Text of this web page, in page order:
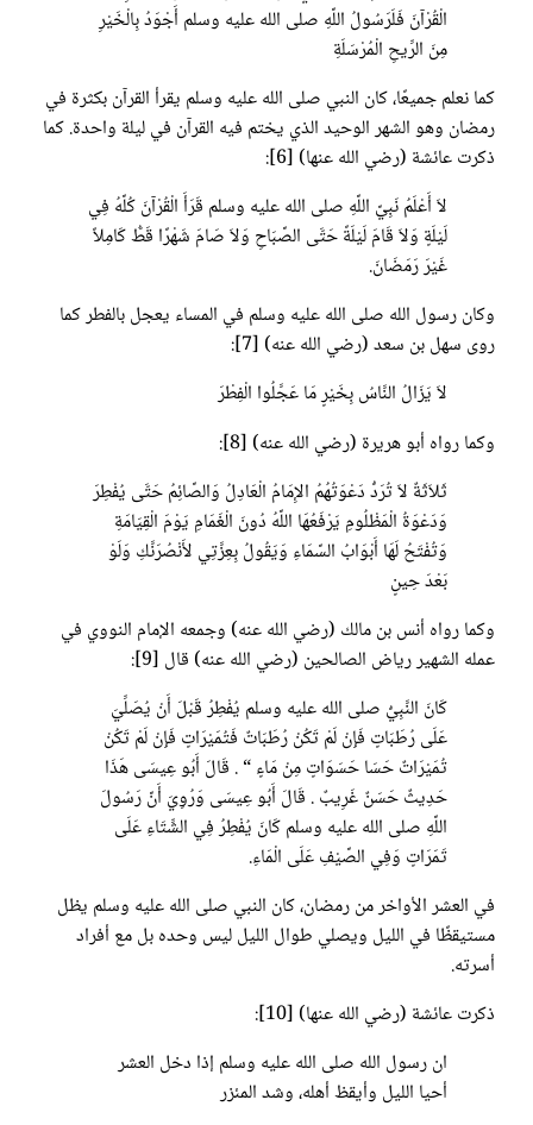
الْقُرْآنَ فَلَرَسُولُ اللَّهِ صلى الله عليه وسلم أَجْوَدُ بِالْخَيْرِ
مِنَ الرِّيحِ الْمُرْسَلَةِ
كما نعلم جميعًا، كان النبي صلى الله عليه وسلم يقرأ القرآن بكثرة في
رمضان وهو الشهر الوحيد الذي يختم فيه القرآن في ليلة واحدة. كما
ذكرت عائشة (رضي الله عنها) [6]:
لاَ أَعْلَمُ نَبِيَّ اللَّهِ صلى الله عليه وسلم قَرَأَ الْقُرْآنَ كُلَّهُ فِي
لَيْلَةٍ وَلاَ قَامَ لَيْلَةً حَتَّى الصَّبَاحِ وَلاَ صَامَ شَهْرًا قَطُّ كَامِلاً
غَيْرَ رَمَضَانَ.
وكان رسول الله صلى الله عليه وسلم في المساء يعجل بالفطر كما
روى سهل بن سعد (رضي الله عنه) [7]:
لاَ يَزَالُ النَّاسُ بِخَيْرٍ مَا عَجَّلُوا الْفِطْرَ
وكما رواه أبو هريرة (رضي الله عنه) [8]:
ثَلاَثَةٌ لاَ تُرَدُّ دَعْوَتُهُمُ الإِمَامُ الْعَادِلُ وَالصَّائِمُ حَتَّى يُفْطِرَ
وَدَعْوَةُ الْمَظْلُومِ يَرْفَعُهَا اللَّهُ دُونَ الْغَمَامِ يَوْمَ الْقِيَامَةِ
وَتُفْتَحُ لَهَا أَبْوَابُ السَّمَاءِ وَيَقُولُ بِعِزَّتِي لأَنْصُرَنَّكِ وَلَوْ
بَعْدَ حِينٍ
وكما رواه أنس بن مالك (رضي الله عنه) وجمعه الإمام النووي في
عمله الشهير رياض الصالحين (رضي الله عنه) قال [9]:
كَانَ النَّبِيُّ صلى الله عليه وسلم يُفْطِرُ قَبْلَ أَنْ يُصَلِّيَ
عَلَى رُطَبَاتٍ فَإِنْ لَمْ تَكُنْ رُطَبَاتٌ فَتُمَيْرَاتٍ فَإِنْ لَمْ تَكُنْ
تُمَيْرَاتٌ حَسَا حَسَوَاتٍ مِنْ مَاءٍ “. قَالَ أَبُو عِيسَى هَذَا
حَدِيثٌ حَسَنٌ غَرِيبٌ . قَالَ أَبُو عِيسَى وَرُوِيَ أَنَّ رَسُولَ
اللَّهِ صلى الله عليه وسلم كَانَ يُفْطِرُ فِي الشِّتَاءِ عَلَى
تَمَرَاتٍ وَفِي الصَّيْفِ عَلَى الْمَاءِ.
في العشر الأواخر من رمضان، كان النبي صلى الله عليه وسلم يظل
مستيقظًا في الليل ويصلي طوال الليل ليس وحده بل مع أفراد
أسرته.
ذكرت عائشة (رضي الله عنها) [10]:
ان رسول الله صلى الله عليه وسلم إذا دخل العشر
أحيا الليل وأيقظ أهله، وشد المئزر